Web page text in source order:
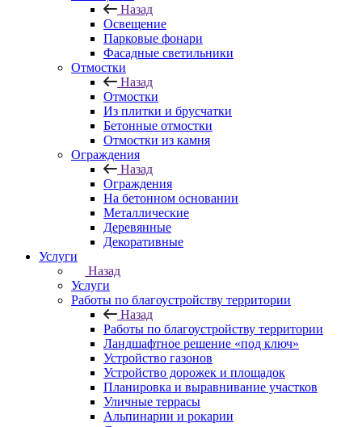
Назад
Освещение
Парковые фонари
Фасадные светильники
Отмостки
Назад
Отмостки
Из плитки и брусчатки
Бетонные отмостки
Отмостки из камня
Ограждения
Назад
Ограждения
На бетонном основании
Металлические
Деревянные
Декоративные
Услуги
Назад
Услуги
Работы по благоустройству территории
Назад
Работы по благоустройству территории
Ландшафтное решение «под ключ»
Устройство газонов
Устройство дорожек и площадок
Планировка и выравнивание участков
Уличные террасы
Альпинарии и рокарии